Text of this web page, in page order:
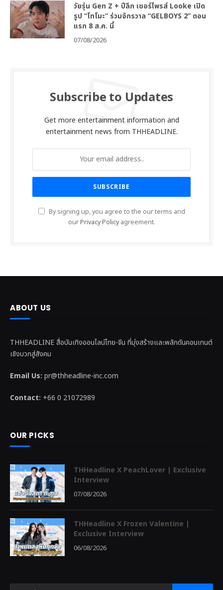
วัยรุ่น Gen Z + ปีลึก เซอร์ไพรส์ Looke เปิด
รูป “โทโมะ” ร่วมจักรวาล “GELBOYS 2” ตอน
แรก 8 ส.ค. นี้
07/08/2026
Subscribe to Updates
Get more entertainment information and
entertainment news from THHEADLINE.
By signing up, you agree to the our terms and
ourPrivacy Policyagreement.
ABOUT US
THHEADLINE สื่อบันเทิงออนไลน์ไทย-จีน ที่มุ่งสร้างและพลักดันคอนเทนต์
เชิงบวกสู่สังคม
Email Us: pr@thheadline-inc.com
Contact: +66 0 21072989
OUR PICKS
THHeadline X PeachLover | Exclusive
Interview
07/08/2026
THHeadline X Frozen Valentine |
Exclusive Interview
06/08/2026